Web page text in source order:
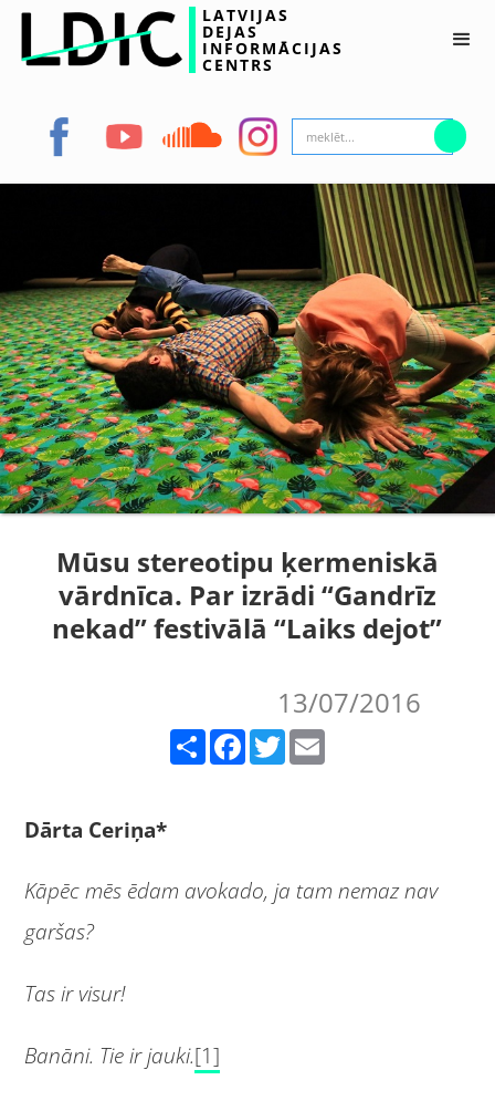
LATVIJAS
DEJAS
INFORMĀCIJAS
CENTRS
Mūsu stereotipu ķermeniskā
vārdnīca. Par izrādi “Gandrīz
nekad” festivālā “Laiks dejot”
13/07/2016
Share Facebook Twitter
Dārta Ceriņa*
Kāpēc mēs ēdam avokado, ja tam nemaz nav
garšas?
Tas ir visur!
Banāni. Tie ir jauki.[1]